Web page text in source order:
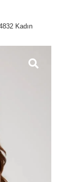
Kadın